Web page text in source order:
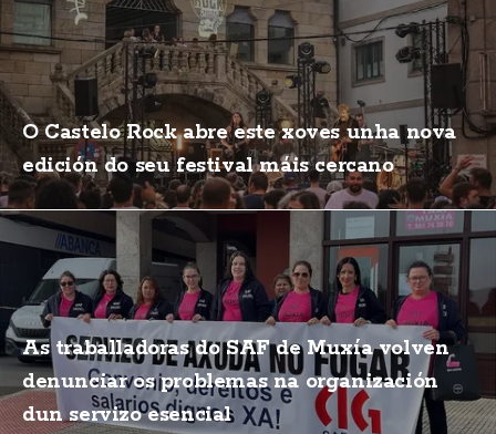
O Castelo Rock abre este xoves unha nova
edición do seu festival máis cercano
As traballadoras do SAF de Muxía volven
denunciar os problemas na organización
dun servizo esencial